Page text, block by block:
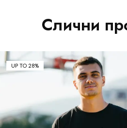
Слични
UP TO 28%